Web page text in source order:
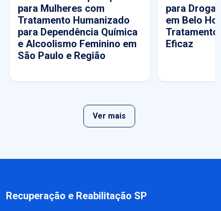
para Mulheres com
Tratamento Humanizado
para Dependência Química
e Alcoolismo Feminino em
São Paulo e Região
para
em Belo
Tratamento
Eficaz
Ver mais
Recuperação e Reabilitação SP